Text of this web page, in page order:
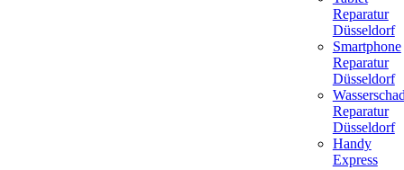
Reparatur
Düsseldorf
Smartphone
Reparatur
Düsseldorf
Reparatur
Düsseldorf
Handy
Express